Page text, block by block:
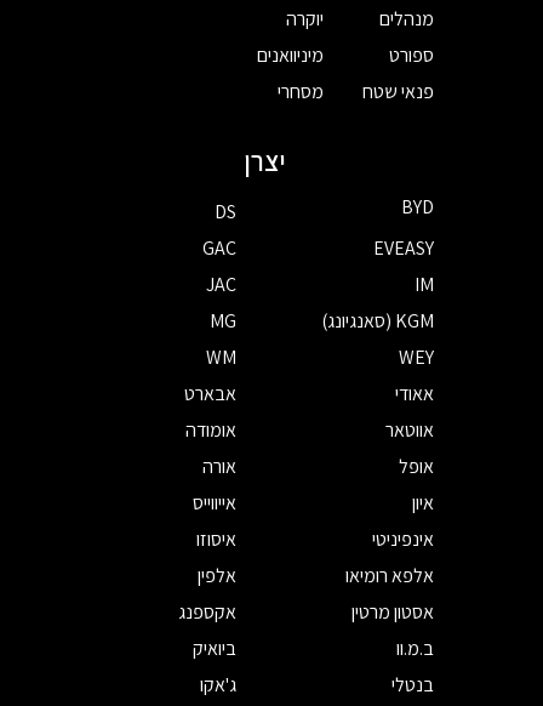
מנהלים
ספורט
פנאי שטח
יוקרה
מיניוואנים
מסחרי
יצרן
BYD
DS
EVEASY
GAC
IM
JAC
KGM (סאנגיונג)
MG
WEY
WM
אאודי
אבארט
אווטאר
אומודה
אופל
אורה
איון
אייווייס
אינפיניטי
איסוזו
אלפא רומיאו
אלפין
אסטון מרטין
אקספנג
ב.מ.וו
ביואיק
בנטלי
ג'אקו